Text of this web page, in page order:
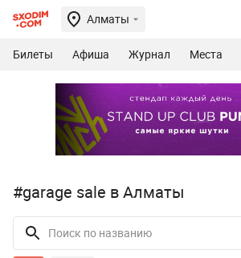
Алматы
Билеты Афиша Журнал Места
#garage sale в Алматы